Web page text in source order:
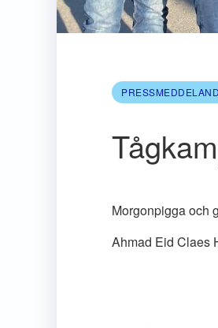
Morgonpigga och
Ahmad Eid Claes